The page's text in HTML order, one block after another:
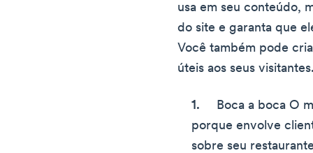
usa em seu conteúdo,
do site e garanta que
Você também pode
úteis aos seus
Boca a boca O
porque envolve
sobre seu